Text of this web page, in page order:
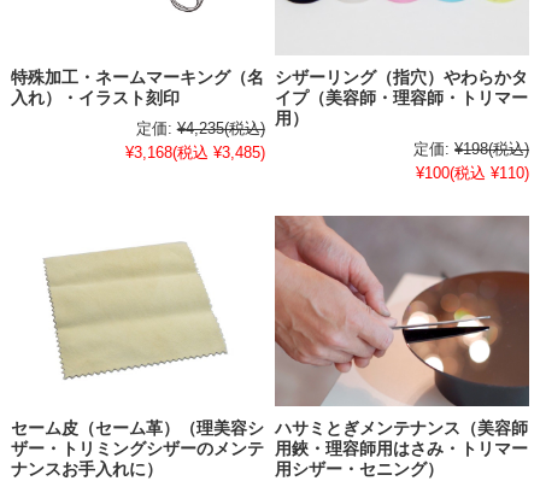
特殊加工・ネームマーキング（名
入れ）・イラスト刻印
定価: ¥4,235(税込)
¥3,168(税込 ¥3,485)
シザーリング（指穴）やわらかタ
イプ（美容師・理容師・トリマー
用）
定価: ¥198(税込)
¥100(税込 ¥110)
セーム皮（セーム革）（理美容シ
ザー・トリミングシザーのメンテ
ナンスお手入れに）
ハサミとぎメンテナンス（美容師
用鋏・理容師用はさみ・トリマー
用シザー・セニング）